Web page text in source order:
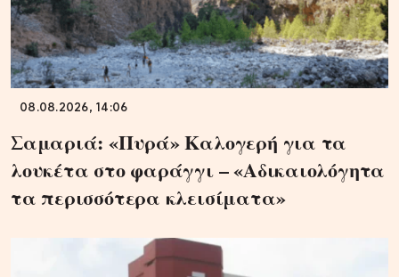
08.08.2026, 14:06
Σαμαριά: «Πυρά» Καλογερή για τα
λουκέτα στο φαράγγι – «Αδικαιολόγητα
τα περισσότερα κλεισίματα»